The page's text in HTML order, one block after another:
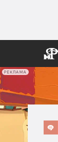
РЕКЛАМА